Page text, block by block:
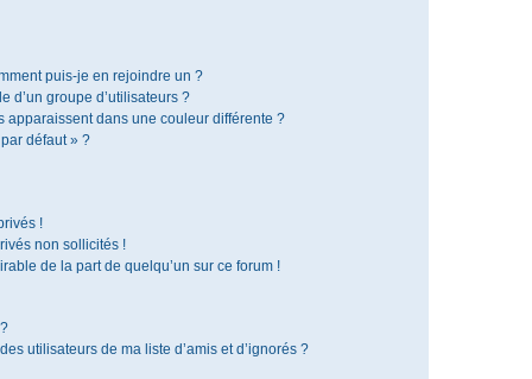
puis-je en rejoindre un ?
d’un groupe d’utilisateurs ?
apparaissent dans une couleur différente ?
défaut » ?
!
non sollicités !
de la part de quelqu’un sur ce forum !
utilisateurs de ma liste d’amis et d’ignorés ?